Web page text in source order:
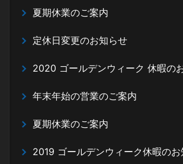
夏期休業のご案内
定休日変更のお知らせ
2020 ゴールデンウィーク 休暇の
年末年始の営業のご案内
夏期休業のご案内
2019 ゴールデンウィーク休暇の